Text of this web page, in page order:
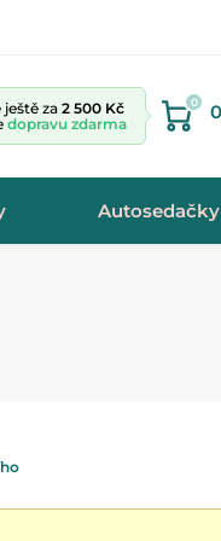
za 2 500 Kč
dopravu zdarma
0
Autosedačky